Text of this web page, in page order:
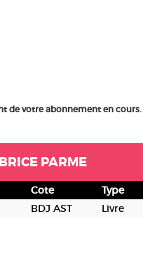
de votre abonnement en cours.
PARME
Cote Type
BDJ AST Livre